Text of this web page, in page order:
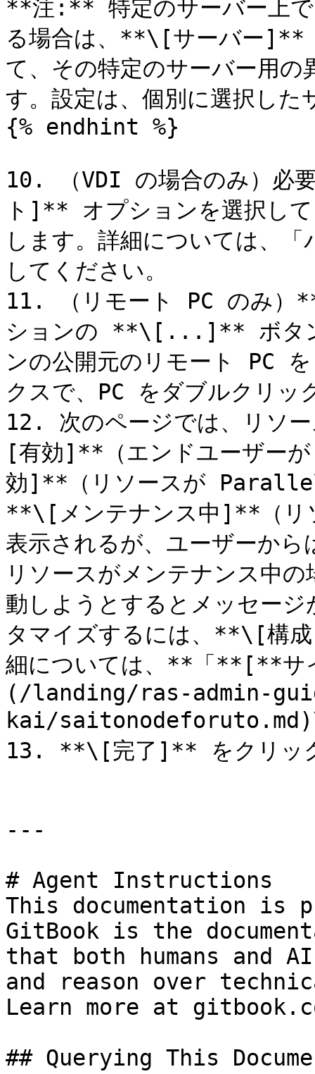
**注:** 特定のサーバー上で
る場合は、**\[サーバー]**
て、その特定のサーバー用
す。設定は、個別に選択した
{% endhint %}
10. （VDI の場合のみ）必
ト]** オプションを選択し
します。詳細については、
してください。
11. （リモート PC のみ
ションの **\[...]** ボタン
ンの公開元のリモート PC
クスで、PC をダブルクリッ
12. 次のページでは、リソ
[有効]**（エンドユーザー
効]**（リソースが
**\[メンテナンス中]**（
表示されるが、ユーザーか
リソースがメンテナンス中
動しようとするとメッセー
タマイズするには、**\[構
細については、**「**[**サ
(/landing/ras-admin-
kai/
13. **\[完了]** をクリック
---
# Agent Instructions
This documentation is
GitBook is the
that both humans and
and reason over
Learn more at
## Querying This